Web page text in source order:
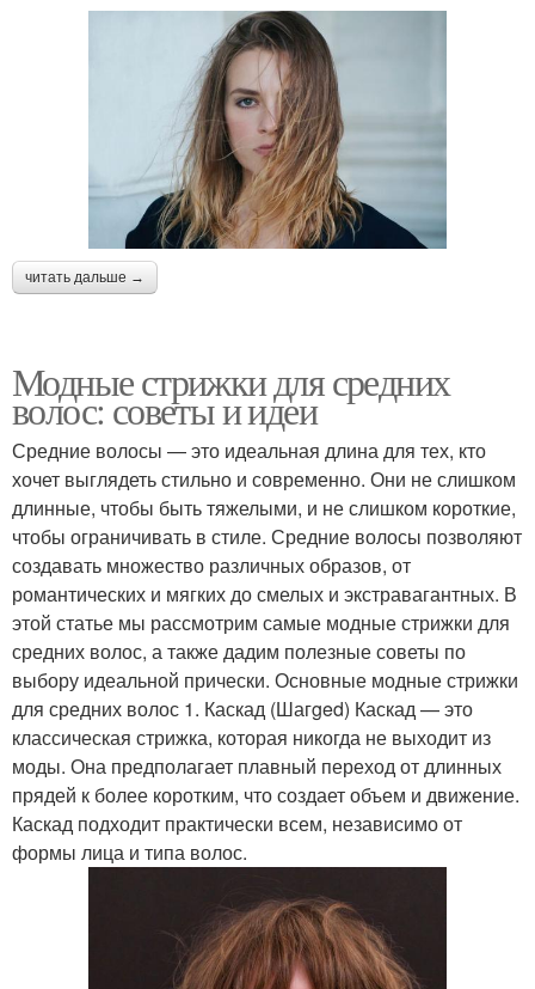
читать дальше →
Модные стрижки для средних
волос: советы и идеи
Средние волосы — это идеальная длина для тех, кто
хочет выглядеть стильно и современно. Они не слишком
длинные, чтобы быть тяжелыми, и не слишком короткие,
чтобы ограничивать в стиле. Средние волосы позволяют
создавать множество различных образов, от
романтических и мягких до смелых и экстравагантных. В
этой статье мы рассмотрим самые модные стрижки для
средних волос, а также дадим полезные советы по
выбору идеальной прически. Основные модные стрижки
для средних волос 1. Каскад (Шагged) Каскад — это
классическая стрижка, которая никогда не выходит из
моды. Она предполагает плавный переход от длинных
прядей к более коротким, что создает объем и движение.
Каскад подходит практически всем, независимо от
формы лица и типа волос.